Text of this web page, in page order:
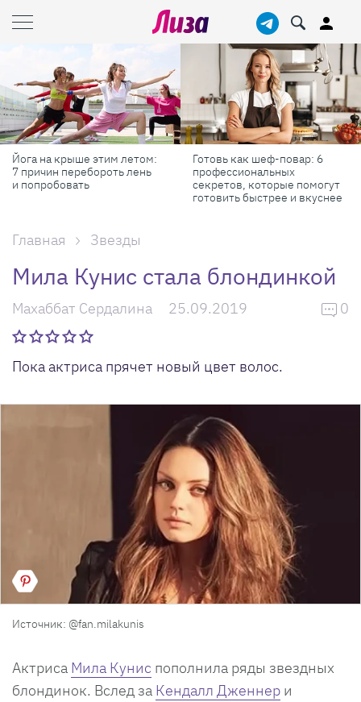
Йога на крыше этим летом:
7 причин перебороть лень
и попробовать
Готовь как шеф-повар: 6
профессиональных
секретов, которые помогут
готовить быстрее и вкуснее
Главная Звезды
Мила Кунис стала блондинкой
Махаббат Сердалина 25.09.2019 0
Пока актриса прячет новый цвет волос.
Источник: @fan.milakunis
Актриса Мила Кунис пополнила ряды звездных
блондинок. Вслед за Кендалл Дженнер и